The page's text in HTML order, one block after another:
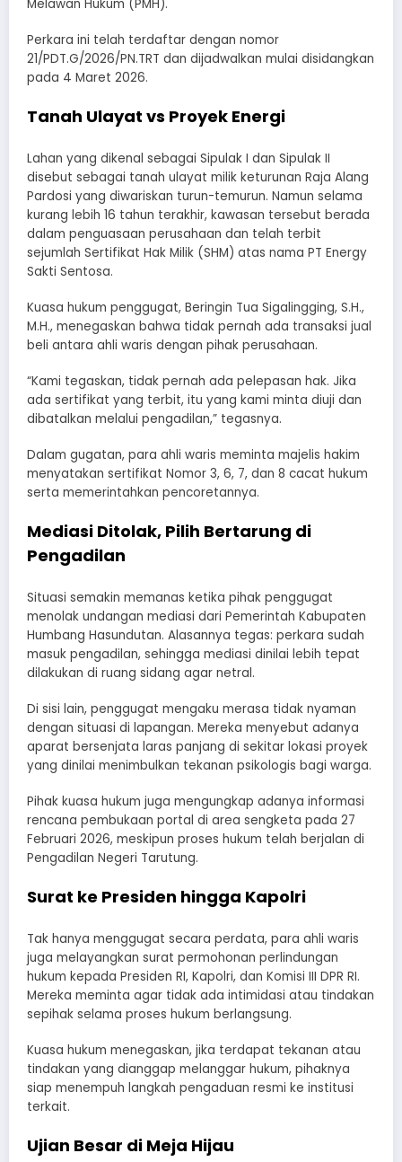
Melawan Hukum (PMH).
Perkara ini telah terdaftar dengan nomor
21/PDT.G/2026/PN.TRT dan dijadwalkan mulai disidangkan
pada 4 Maret 2026.
Tanah Ulayat vs Proyek Energi
Lahan yang dikenal sebagai Sipulak I dan Sipulak II
disebut sebagai tanah ulayat milik keturunan Raja Alang
Pardosi yang diwariskan turun-temurun. Namun selama
kurang lebih 16 tahun terakhir, kawasan tersebut berada
dalam penguasaan perusahaan dan telah terbit
sejumlah Sertifikat Hak Milik (SHM) atas nama PT Energy
Sakti Sentosa.
Kuasa hukum penggugat, Beringin Tua Sigalingging, S.H.,
M.H., menegaskan bahwa tidak pernah ada transaksi jual
beli antara ahli waris dengan pihak perusahaan.
“Kami tegaskan, tidak pernah ada pelepasan hak. Jika
ada sertifikat yang terbit, itu yang kami minta diuji dan
dibatalkan melalui pengadilan,” tegasnya.
Dalam gugatan, para ahli waris meminta majelis hakim
menyatakan sertifikat Nomor 3, 6, 7, dan 8 cacat hukum
serta memerintahkan pencoretannya.
Mediasi Ditolak, Pilih Bertarung di
Pengadilan
Situasi semakin memanas ketika pihak penggugat
menolak undangan mediasi dari Pemerintah Kabupaten
Humbang Hasundutan. Alasannya tegas: perkara sudah
masuk pengadilan, sehingga mediasi dinilai lebih tepat
dilakukan di ruang sidang agar netral.
Di sisi lain, penggugat mengaku merasa tidak nyaman
dengan situasi di lapangan. Mereka menyebut adanya
aparat bersenjata laras panjang di sekitar lokasi proyek
yang dinilai menimbulkan tekanan psikologis bagi warga.
Pihak kuasa hukum juga mengungkap adanya informasi
rencana pembukaan portal di area sengketa pada 27
Februari 2026, meskipun proses hukum telah berjalan di
Pengadilan Negeri Tarutung.
Surat ke Presiden hingga Kapolri
Tak hanya menggugat secara perdata, para ahli waris
juga melayangkan surat permohonan perlindungan
hukum kepada Presiden RI, Kapolri, dan Komisi III DPR RI.
Mereka meminta agar tidak ada intimidasi atau tindakan
sepihak selama proses hukum berlangsung.
Kuasa hukum menegaskan, jika terdapat tekanan atau
tindakan yang dianggap melanggar hukum, pihaknya
siap menempuh langkah pengaduan resmi ke institusi
terkait.
Ujian Besar di Meja Hijau